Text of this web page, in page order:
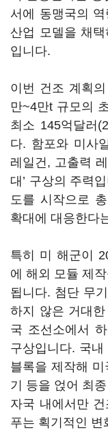
서에 동맹국의
산업 모델을 채
입니다.
이번 건조 계획
만~4만t 규모의
최소 145억달러
다. 함포와 미사
레일건, 고출력
대’ 구상의 주력
도를 시작으로
확대에 대응한다
특히 미 해군이
에 해외 모듈 제
됩니다. 첨단 무
하지 않은 거대
국 조선소에서
구상입니다. 국내
블록을 제작해
기 등을 얹어 최
자국 내에서만
푸는 획기적인 변